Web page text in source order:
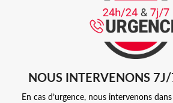
NOUS INTERVENONS
En cas d’urgence, nous intervenons dans